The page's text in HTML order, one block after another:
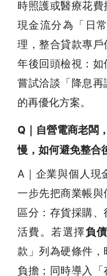
時照護或醫療花
現金流分為「日
理，整合貸款專
年後回頭檢視：
嘗試洽談「降息再
的再優化方案。
Q｜自營電商老闆
慢，如何避免整合
A｜企業與個人現
一步先把商業帳與
區分：存貨採購
活費。若選擇負
款」列為硬條件，
負擔；同時導入